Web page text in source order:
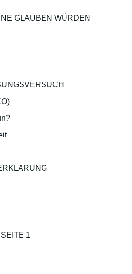
GLAUBEN WÜRDEN
1